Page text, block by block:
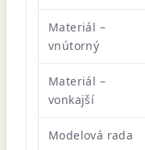
Materiál –
vnútorný
Materiál –
vonkajší
Modelová rada